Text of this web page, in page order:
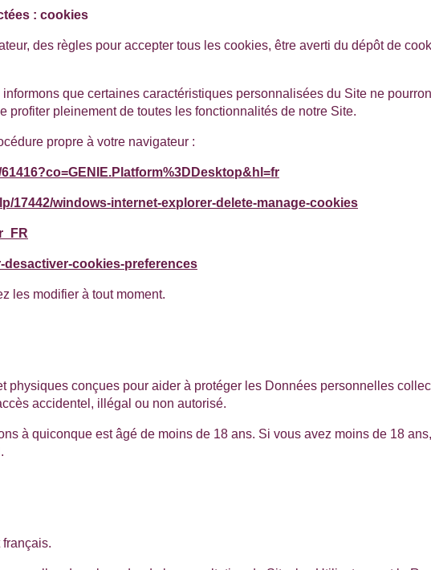
: cookies
des règles pour accepter tous les cookies, être averti du dépôt de
que certaines caractéristiques personnalisées du Site ne
profiter pleinement de toutes les fonctionnalités de notre Site.
propre à votre navigateur :
17442/windows-internet-explorer-delete-manage-cookies
cookies-preferences
les modifier à tout moment.
physiques conçues pour aider à protéger les Données personnelles
accidentel, illégal ou non autorisé.
à quiconque est âgé de moins de 18 ans. Si vous avez moins de 18